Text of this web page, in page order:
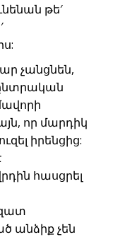
թե′
չանցնեն,
որ մարդիկ
իրենցից:
հասցրել
անձիք չեն